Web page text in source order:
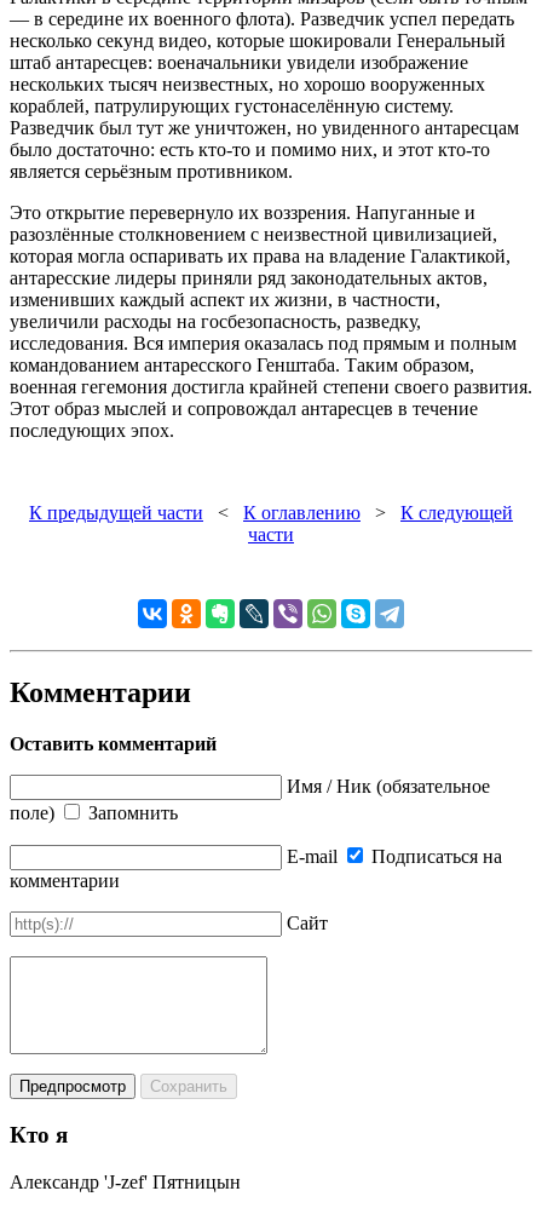
— в середине их военного флота). Разведчик успел передать
несколько секунд видео, которые шокировали Генеральный
штаб антаресцев: военачальники увидели изображение
нескольких тысяч неизвестных, но хорошо вооруженных
кораблей, патрулирующих густонаселённую систему.
Разведчик был тут же уничтожен, но увиденного антаресцам
было достаточно: есть кто-то и помимо них, и этот кто-то
является серьёзным противником.
Это открытие перевернуло их воззрения. Напуганные и
разозлённые столкновением с неизвестной цивилизацией,
которая могла оспаривать их права на владение Галактикой,
антаресские лидеры приняли ряд законодательных актов,
изменивших каждый аспект их жизни, в частности,
увеличили расходы на госбезопасность, разведку,
исследования. Вся империя оказалась под прямым и полным
командованием антаресского Генштаба. Таким образом,
военная гегемония достигла крайней степени своего развития.
Этот образ мыслей и сопровождал антаресцев в течение
последующих эпох.
К предыдущей части < К оглавлению > К следующей
части
Комментарии
Оставить комментарий
Имя / Ник (обязательное
поле)
Запомнить
E-mail
Подписаться на
комментарии
Сайт
Кто я
Александр 'J-zef' Пятницын